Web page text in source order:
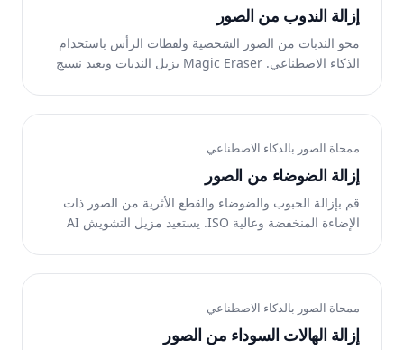
إزالة الندوب من الصور
محو الندبات من الصور الشخصية ولقطات الرأس باستخدام
الذكاء الاصطناعي. Magic Eraser يزيل الندبات ويعيد نسيج
ممحاة الصور بالذكاء الاصطناعي
إزالة الضوضاء من الصور
قم بإزالة الحبوب والضوضاء والقطع الأثرية من الصور ذات
الإضاءة المنخفضة وعالية ISO. يستعيد مزيل التشويش AI
ممحاة الصور بالذكاء الاصطناعي
إزالة الهالات السوداء من الصور